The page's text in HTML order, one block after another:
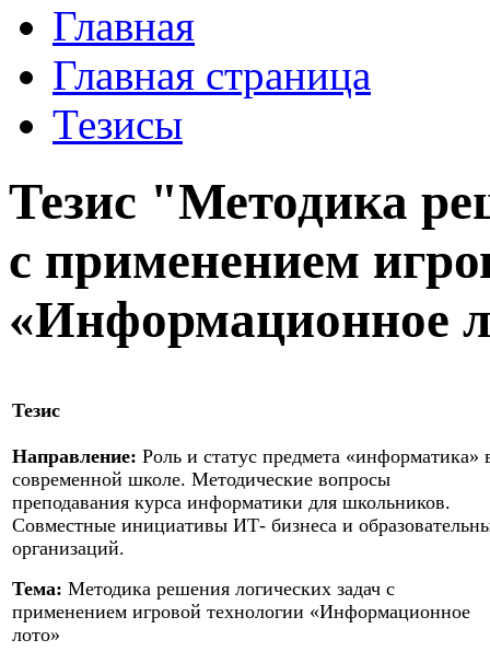
Главная
Главная страница
Тезисы
Тезис "Методика
с применением
«Информационное
Тезис
Направление: Роль и статус предмета «информатика»
современной школе. Методические вопросы
преподавания курса информатики для школьников.
Совместные инициативы ИТ- бизнеса и
организаций.
Тема: Методика решения логических задач с
применением игровой технологии «Информационное
лото»